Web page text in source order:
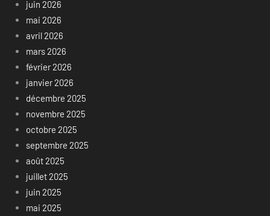
juin 2026
mai 2026
avril 2026
mars 2026
février 2026
janvier 2026
décembre 2025
novembre 2025
octobre 2025
septembre 2025
août 2025
juillet 2025
juin 2025
mai 2025